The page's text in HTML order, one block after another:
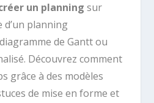
un planning sur
d’un planning
de Gantt ou
Découvrez comment
grâce à des modèles
de mise en forme et